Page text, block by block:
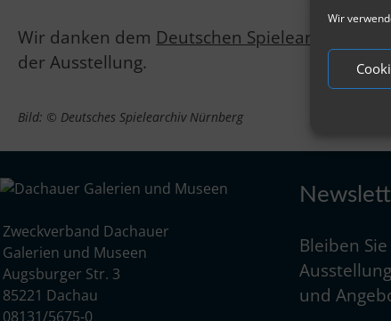
Wir
Wir danken dem Deutschen Spielearchiv
der Ausstellung.
Bild: © Deutsches Spielearchiv Nürnberg
Zweckverband Dachauer
Galerien und Museen
Augsburger Str. 3
85221 Dachau
08131/5675-0
Bleiben
und